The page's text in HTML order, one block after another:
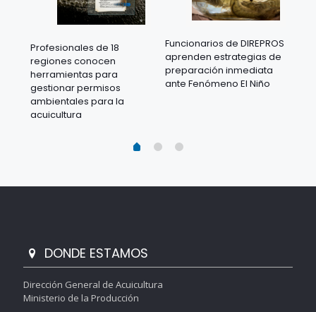
Profesionales de 18
regiones conocen
herramientas para
gestionar permisos
ambientales para la
acuicultura
Funcionarios de DIREPROS
aprenden estrategias de
preparación inmediata
ante Fenómeno El Niño
DONDE ESTAMOS
Dirección General de Acuicultura
Ministerio de la Producción